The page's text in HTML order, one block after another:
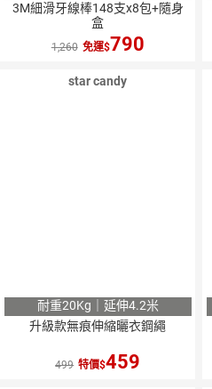
3M細滑牙線棒148支x8包+隨身
盒
1,260 免運 790
star candy
耐重20Kg｜延伸4.2米
升級款無痕伸縮曬衣鋼繩
499 特價 459